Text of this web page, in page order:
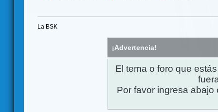
La BSK
¡Advertencia!
El tema o foro que
Por favor ingresa